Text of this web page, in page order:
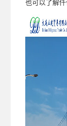
也可以了解仟